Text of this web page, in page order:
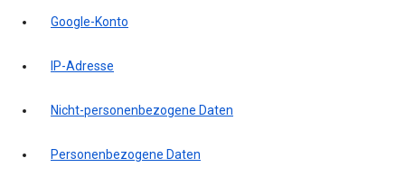
Google-Konto
IP-Adresse
Nicht-personenbezogene Daten
Personenbezogene Daten